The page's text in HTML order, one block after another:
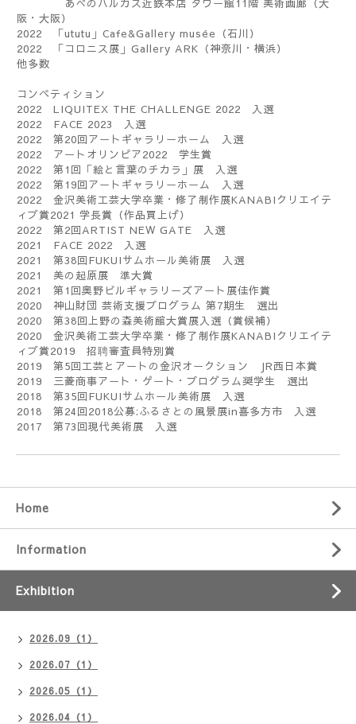
阪・大阪）
2022 「ututu 」 Cafe&Gallery musée
（石川）
2022 「コロニス展」 Gallery ARK （神奈川・横浜）
他多数
コンペティション
2022
LIQUITEX THE CHALLENGE 2022 入選
2022
FACE 2023
入選
2022 第20回アートギャラリーホーム 入選
2022 アートオリンピア2022 学生賞
2022 第1 回「絵と言葉のチカラ」展 入選
2022 第19回アートギャラリーホーム 入選
2022 金沢美術工芸大学卒業・修了制作展KANABI クリエイテ
ィブ賞2021 学長賞（作品買上げ）
2022 第2回ARTIST NEW GATE 入選
2021
FACE 2022 入選
2021
第38回FUKUIサムホール美術展 入選
2021
美の起原展 準大賞
2021
第1 回奥野ビルギャラリーズアート展佳作賞
2020 神山財団 芸術支援プログラム 第7期生 選出
2020 第38回上野の森美術館大賞展入選（賞候補）
2020 金沢美術工芸大学卒業・修了制作展KANABI クリエイテ
ィブ賞2019 招聘審査員特別賞
2019 第5回工芸とアートの金沢オークション JR西日本賞
2019 三菱商事アート・ゲート・プログラム奨学生 選出
2018 第35回FUKUIサムホール美術展 入選
2018 第24回2018公募:ふるさとの風景展in喜多方市 入選
2017 第73回現代美術展 入選
Home
Information
Exhibition
2026.09（1）
2026.07（1）
2026.05（1）
2026.04（1）